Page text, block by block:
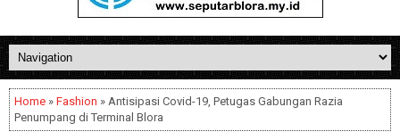
Home » Fashion » Antisipasi Covid-19, Petugas Gabungan Razia
Penumpang di Terminal Blora